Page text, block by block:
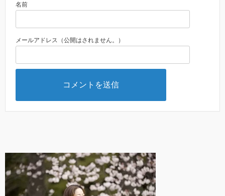
名前
メールアドレス（公開はされません。）